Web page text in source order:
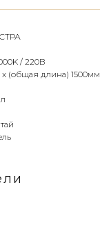
/ 220В
(общая длина) 1500мм